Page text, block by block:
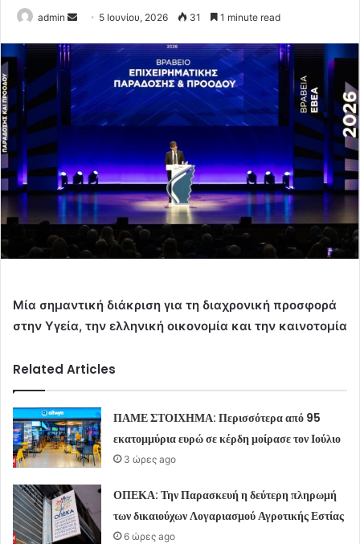
admin
Send
email
5 Ιουνίου, 2026 31 1 minute read
Μία σημαντική διάκριση για τη διαχρονική προσφορά
στην Υγεία, την ελληνική οικονομία και την καινοτομία
Related Articles
ΠΑΜΕ ΣΤΟΙΧΗΜΑ: Περισσότερα από 95
εκατομμύρια ευρώ σε κέρδη μοίρασε τον Ιούλιο
3 ώρες ago
ΟΠΕΚΑ: Την Παρασκευή η δεύτερη πληρωμή
των δικαιούχων Λογαριασμού Αγροτικής Εστίας
6 ώρες ago